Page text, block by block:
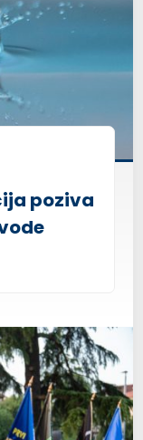
poziva